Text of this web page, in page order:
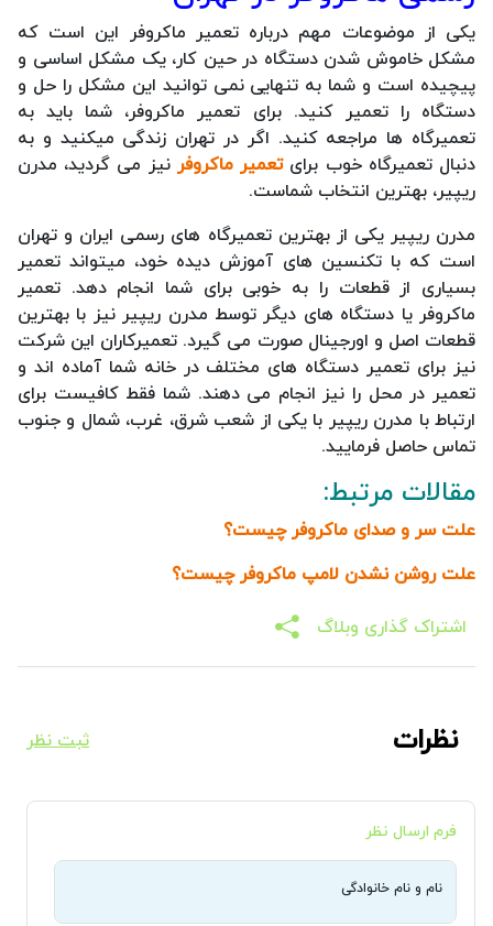
یکی از موضوعات مهم درباره تعمیر ماکروفر این است که
مشکل خاموش شدن دستگاه در حین کار، یک مشکل اساسی و
پیچیده است و شما به تنهایی نمی توانید این مشکل را حل و
دستگاه را تعمیر کنید. برای تعمیر ماکروفر، شما باید به
تعمیرگاه ها مراجعه کنید. اگر در تهران زندگی میکنید و به
دنبال تعمیرگاه خوب برایتعمیر ماکروفر نیز می گردید، مدرن
ریپیر، بهترین انتخاب شماست.
مدرن ریپیر یکی از بهترین تعمیرگاه های رسمی ایران و تهران
است که با تکنسین های آموزش دیده خود، میتواند تعمیر
بسیاری از قطعات را به خوبی برای شما انجام دهد. تعمیر
ماکروفر یا دستگاه های دیگر توسط مدرن ریپیر نیز با بهترین
قطعات اصل و اورجینال صورت می گیرد. تعمیرکاران این شرکت
نیز برای تعمیر دستگاه های مختلف در خانه شما آماده اند و
تعمیر در محل را نیز انجام می دهند. شما فقط کافیست برای
ارتباط با مدرن ریپیر با یکی از شعب شرق، غرب، شمال و جنوب
تماس حاصل فرمایید.
مقالات مرتبط:
علت سر و صدای ماکروفر چیست؟
علت روشن نشدن لامپ ماکروفر چیست؟
اشتراک گذاری وبلاگ
نظرات ثبت نظر
فرم ارسال نظر
نام و نام خانوادگی